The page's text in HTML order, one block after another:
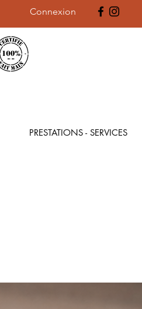
Connexion
PRESTATIONS - SERVICES